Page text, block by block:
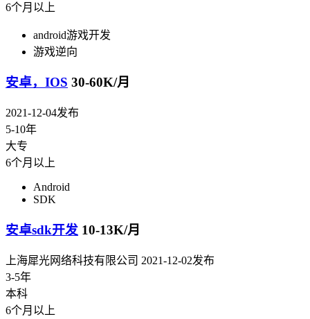
6个月以上
android游戏开发
游戏逆向
安卓，IOS 30-60K/月
2021-12-04发布
5-10年
大专
6个月以上
Android
SDK
安卓sdk开发 10-13K/月
上海犀光网络科技有限公司 2021-12-02发布
3-5年
本科
6个月以上